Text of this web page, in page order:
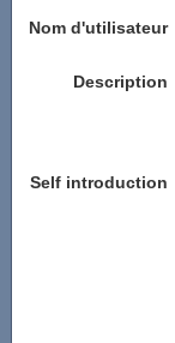
Nom d'utilisateur
Description
Self introduction